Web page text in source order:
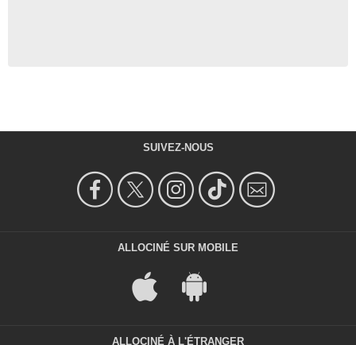
SUIVEZ-NOUS
ALLOCINÉ SUR MOBILE
ALLOCINÉ À L'ÉTRANGER